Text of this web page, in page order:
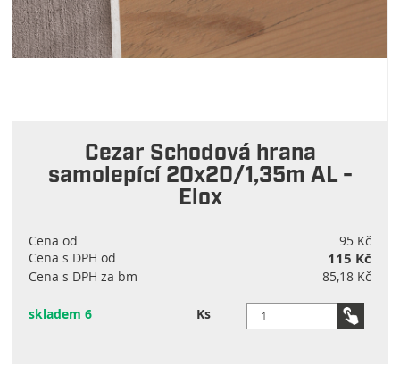
Cezar Schodová hrana
samolepící 20x20/1,35m AL -
Elox
Cena od
95 Kč
Cena s DPH od
115 Kč
Cena s DPH za bm 85,18 Kč
skladem 6 Ks